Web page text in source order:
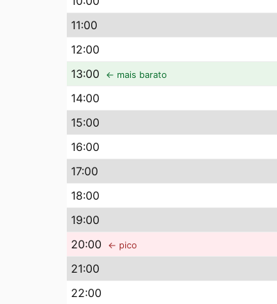
11:00
12:00
13:00 ← mais barato
14:00
15:00
16:00
17:00
18:00
19:00
20:00 ← pico
21:00
22:00